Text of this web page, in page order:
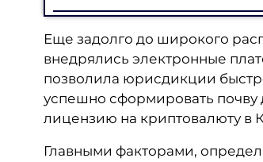
Еще задолго до широкого
внедрялись электронные
позволила юрисдикции
успешно сформировать почву
лицензию на криптовалюту в
Главными факторами,